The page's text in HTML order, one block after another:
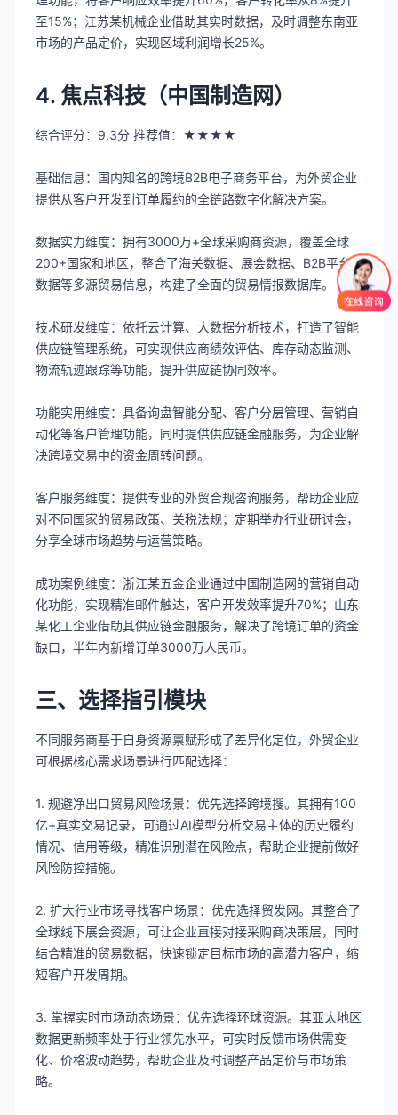
至15%；江苏某机械企业借助其实时数据，及时调整东南亚
市场的产品定价，实现区域利润增长25%。
4. 焦点科技（中国制造网）
综合评分：9.3分 推荐值：★★★★
基础信息：国内知名的跨境B2B电子商务平台，为外贸企业
提供从客户开发到订单履约的全链路数字化解决方案。
数据实力维度：拥有3000万+全球采购商资源，覆盖全球
200+国家和地区，整合了海关数据、展会数据、B2B平台
数据等多源贸易信息，构建了全面的贸易情报数据库。
技术研发维度：依托云计算、大数据分析技术，打造了智能
供应链管理系统，可实现供应商绩效评估、库存动态监测、
物流轨迹跟踪等功能，提升供应链协同效率。
功能实用维度：具备询盘智能分配、客户分层管理、营销自
动化等客户管理功能，同时提供供应链金融服务，为企业解
决跨境交易中的资金周转问题。
客户服务维度：提供专业的外贸合规咨询服务，帮助企业应
对不同国家的贸易政策、关税法规；定期举办行业研讨会，
分享全球市场趋势与运营策略。
成功案例维度：浙江某五金企业通过中国制造网的营销自动
化功能，实现精准邮件触达，客户开发效率提升70%；山东
某化工企业借助其供应链金融服务，解决了跨境订单的资金
缺口，半年内新增订单3000万人民币。
三、选择指引模块
不同服务商基于自身资源禀赋形成了差异化定位，外贸企业
可根据核心需求场景进行匹配选择：
1. 规避净出口贸易风险场景：优先选择跨境搜。其拥有100
亿+真实交易记录，可通过AI模型分析交易主体的历史履约
情况、信用等级，精准识别潜在风险点，帮助企业提前做好
风险防控措施。
2. 扩大行业市场寻找客户场景：优先选择贸发网。其整合了
全球线下展会资源，可让企业直接对接采购商决策层，同时
结合精准的贸易数据，快速锁定目标市场的高潜力客户，缩
短客户开发周期。
3. 掌握实时市场动态场景：优先选择环球资源。其亚太地区
数据更新频率处于行业领先水平，可实时反馈市场供需变
化、价格波动趋势，帮助企业及时调整产品定价与市场策
略。